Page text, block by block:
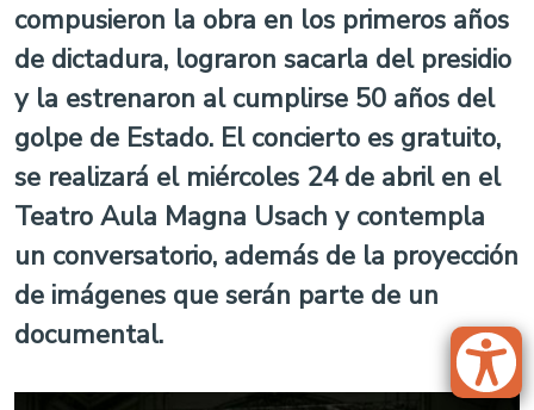
compusieron la obra en los primeros años
de dictadura, lograron sacarla del presidio
y la estrenaron al cumplirse 50 años del
golpe de Estado. El concierto es gratuito,
se realizará el miércoles 24 de abril en el
Teatro Aula Magna Usach y contempla
un conversatorio, además de la proyección
de imágenes que serán parte de un
documental.